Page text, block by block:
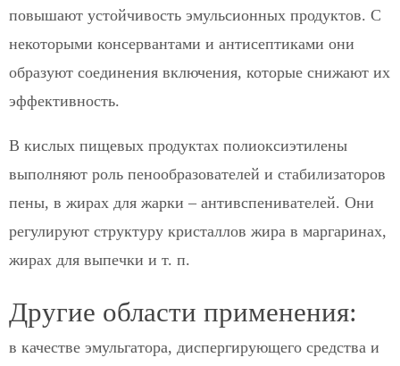
повышают устойчивость эмульсионных продуктов. С
некоторыми консервантами и антисептиками они
образуют соединения включения, которые снижают их
эффективность.
В кислых пищевых продуктах полиоксиэтилены
выполняют роль пенообразователей и стабилизаторов
пены, в жирах для жарки – антивспенивателей. Они
регулируют структуру кристаллов жира в маргаринах,
жирах для выпечки и т. п.
Другие области применения:
в качестве эмульгатора, диспергирующего средства и